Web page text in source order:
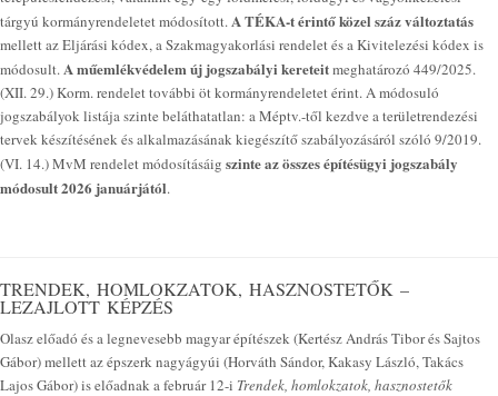
tárgyú kormányrendeletet módosított.A TÉKA-t érintő közel száz változtatás
mellett az Eljárási kódex, a Szakmagyakorlási rendelet és a Kivitelezési kódex is
módosult.A műemlékvédelem új jogszabályi kereteitmeghatározó 449/2025.
(XII. 29.) Korm. rendelet további öt kormányrendeletet érint. A módosuló
jogszabályok listája szinte beláthatatlan: a Méptv.-től kezdve a területrendezési
tervek készítésének és alkalmazásának kiegészítő szabályozásáról szóló 9/2019.
(VI. 14.) MvM rendelet módosításáig szinte az összes építésügyi jogszabály
módosult 2026 januárjától.
TRENDEK, HOMLOKZATOK, HASZNOSTETŐK –
LEZAJLOTT KÉPZÉS
Olasz előadó és a legnevesebb magyar építészek (Kertész András Tibor és Sajtos
Gábor) mellett az épszerk nagyágyúi (Horváth Sándor, Kakasy László, Takács
Lajos Gábor) is előadnak a február 12-i Trendek, homlokzatok, hasznostetők